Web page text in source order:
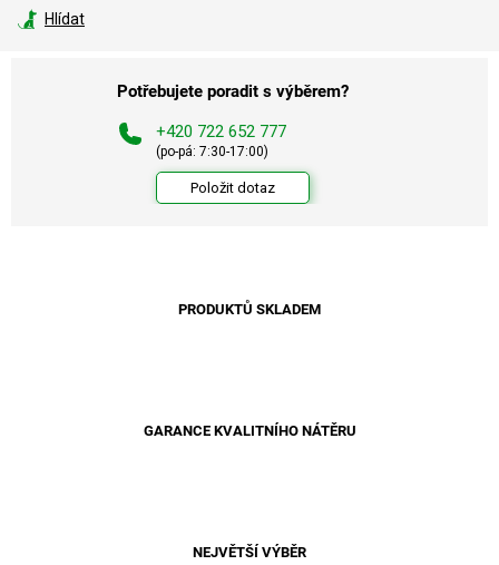
Hlídat
Potřebujete poradit s výběrem?
+420 722 652 777
(po-pá: 7:30-17:00)
Položit dotaz
PRODUKTŮ SKLADEM
GARANCE KVALITNÍHO NÁTĚRU
NEJVĚTŠÍ VÝBĚR